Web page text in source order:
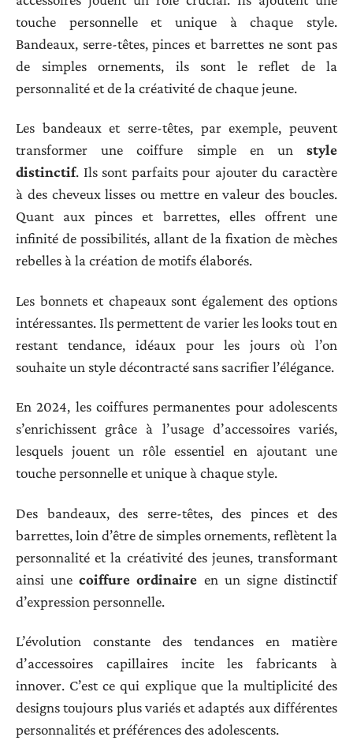
touche personnelle et unique à chaque style.
Bandeaux, serre-têtes, pinces et barrettes ne sont pas
de simples ornements, ils sont le reflet de la
personnalité et de la créativité de chaque jeune.
Les bandeaux et serre-têtes, par exemple, peuvent
transformer une coiffure simple en un style
distinctif. Ils sont parfaits pour ajouter du caractère
à des cheveux lisses ou mettre en valeur des boucles.
Quant aux pinces et barrettes, elles offrent une
infinité de possibilités, allant de la fixation de mèches
rebelles à la création de motifs élaborés.
Les bonnets et chapeaux sont également des options
intéressantes. Ils permettent de varier les looks tout en
restant tendance, idéaux pour les jours où l’on
souhaite un style décontracté sans sacrifier l’élégance.
En 2024, les coiffures permanentes pour adolescents
s’enrichissent grâce à l’usage d’accessoires variés,
lesquels jouent un rôle essentiel en ajoutant une
touche personnelle et unique à chaque style.
Des bandeaux, des serre-têtes, des pinces et des
barrettes, loin d’être de simples ornements, reflètent la
personnalité et la créativité des jeunes, transformant
ainsi unecoiffure ordinaire en un signe distinctif
d’expression personnelle.
L’évolution constante des tendances en matière
d’accessoires capillaires incite les fabricants à
innover. C’est ce qui explique que la multiplicité des
designs toujours plus variés et adaptés aux différentes
personnalités et préférences des adolescents.